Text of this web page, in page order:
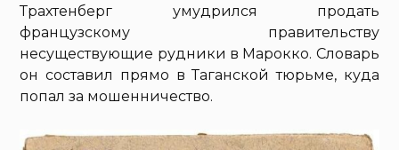
Трахтенберг умудрился продать
французскому правительству
несуществующие рудники в Марокко. Словарь
он составил прямо в Таганской тюрьме, куда
попал за мошенничество.